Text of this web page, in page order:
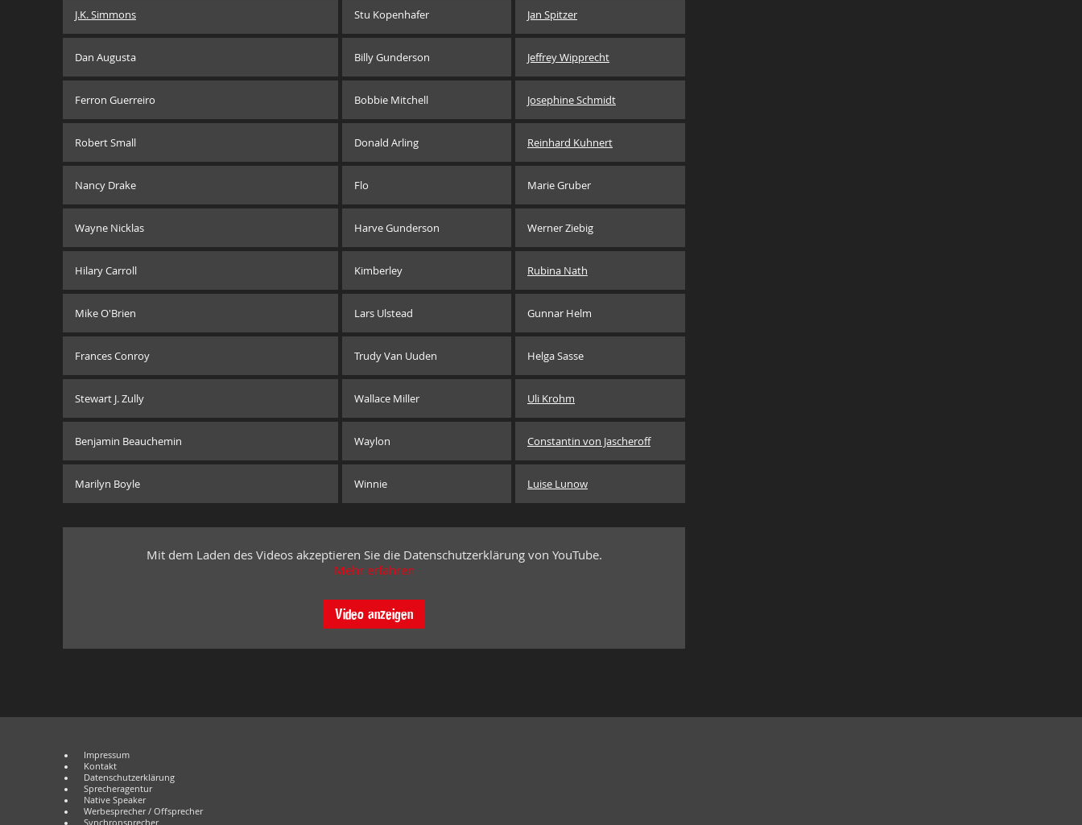
J.K. Simmons Stu Kopenhafer Jan Spitzer
Dan Augusta Billy Gunderson Jeffrey Wipprecht
Ferron Guerreiro Bobbie Mitchell Josephine Schmidt
Robert Small Donald Arling Reinhard Kuhnert
Nancy Drake Flo Marie Gruber
Wayne Nicklas Harve Gunderson Werner Ziebig
Hilary Carroll Kimberley Rubina Nath
Mike O'Brien Lars Ulstead Gunnar Helm
Frances Conroy Trudy Van Uuden Helga Sasse
Stewart J. Zully Wallace Miller Uli Krohm
Benjamin Beauchemin Waylon Constantin von Jascheroff
Marilyn Boyle Winnie Luise Lunow
Mit dem Laden des Videos akzeptieren Sie die Datenschutzerklärung von YouTube.
Mehr erfahren
Video anzeigen
Impressum
Kontakt
Datenschutzerklärung
Sprecheragentur
Native Speaker
Werbesprecher / Offsprecher
Synchronsprecher